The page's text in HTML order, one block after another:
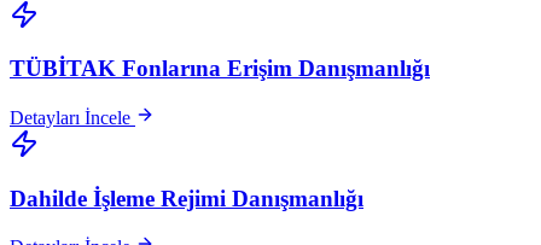
TÜBİTAK Fonlarına Erişim Danışmanlığı
Detayları İncele
Dahilde İşleme Rejimi Danışmanlığı